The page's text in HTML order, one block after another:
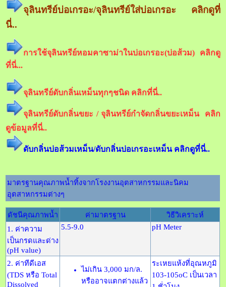
จุลินทรีย์บ่อเกรอะ/จุลินทรีย์ใส่บ่อเกรอะ คลิกดูที่
นี่..
การใช้จุลินทรีย์หอมคาซาม่าในบ่อเกรอะ(บ่อส้วม) คลิกดู
ที่นี่...
จุลินทรีย์ดับกลิ่นเหม็นทุกๆชนิด คลิกที่นี่..
จุลินทรีย์ดับกลิ่นขยะ / จุลินทรีย์กำจัดกลิ่นขยะเหม็น คลิก
ดูข้อมูลที่นี่..
ดับกลิ่นบ่อส้วมเหม็น/ดับกลิ่นบ่อเกรอะเหม็น คลิกดูที่นี่..
มาตรฐานคุณภาพน้ำทิ้งจากโรงงานอุตสาหกรรมและนิคม
อุตสาหกรรมต่างๆ
ดัชนีคุณภาพน้ำ ค่ามาตรฐาน
วิธีวิเคราะห์
1. ค่าความ
เป็นกรดและด่าง
(pH value)
5.5-9.0 pH Meter
2. ค่าทีดีเอส
(TDS หรือ Total
Dissolved
ไม่เกิน 3,000 มก/ล.
หรืออาจแตกต่างแล้ว
ระเหยแห้งที่อุณหภูมิ
103-105oC เป็นเวลา